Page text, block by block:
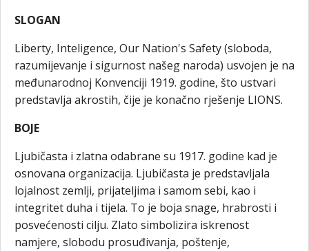
SLOGAN
Liberty, Inteligence, Our Nation's Safety (sloboda,
razumijevanje i sigurnost našeg naroda) usvojen je na
međunarodnoj Konvenciji 1919. godine, što ustvari
predstavlja akrostih, čije je konačno rješenje LIONS.
BOJE
Ljubičasta i zlatna odabrane su 1917. godine kad je
osnovana organizacija. Ljubičasta je predstavljala
lojalnost zemlji, prijateljima i samom sebi, kao i
integritet duha i tijela. To je boja snage, hrabrosti i
posvećenosti cilju. Zlato simbolizira iskrenost
namjere, slobodu prosuđivanja, poštenje,